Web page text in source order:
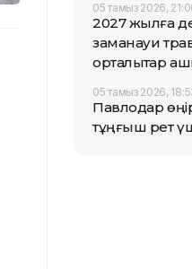
05 тамыз 2026,
2027 жылға
заманауи
орталықтар
05 тамыз 2026,
Павлодар
тұңғыш рет